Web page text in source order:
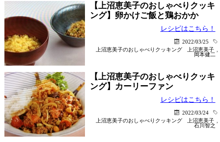
【上沼恵美子のおしゃべりクッキ
ング】卵かけご飯と鶏おかか
レシピはこちら！
2022/03/25
上沼恵美子のおしゃべりクッキング
上沼恵美子
岡本健二
【上沼恵美子のおしゃべりクッキ
ング】カーリーファン
レシピはこちら！
2022/03/24
上沼恵美子のおしゃべりクッキング
上沼恵美子
石川智之